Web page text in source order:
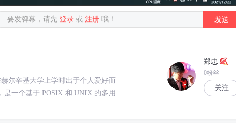
要发弹幕，请先登录 或注册 哦！ 发送
尔辛基大学上学时出于个人爱好而
一个基于 POSIX 和 UNIX 的多用
郑忠
0粉丝
关注